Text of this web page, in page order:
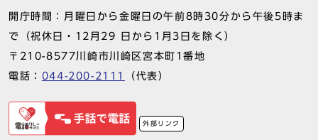
開庁時間：月曜日から金曜日の午前8時30分から午後5時ま
で（祝休日・12月29 日から1月3日を除く）
〒210-8577川崎市川崎区宮本町1番地
電話： 044-200-2111 （代表）
外部リンク